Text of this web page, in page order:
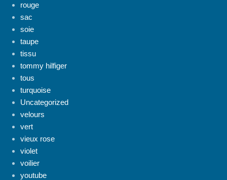
rouge
sac
soie
taupe
tissu
tommy hilfiger
tous
turquoise
Uncategorized
velours
vert
vieux rose
violet
voilier
youtube